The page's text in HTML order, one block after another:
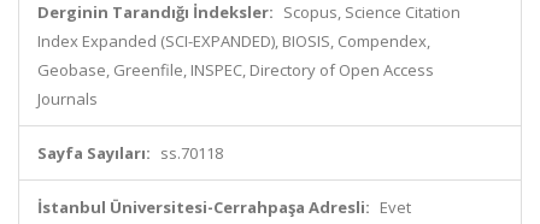
Derginin Tarandığı İndeksler: Scopus, Science Citation
Index Expanded (SCI-EXPANDED), BIOSIS, Compendex,
Geobase, Greenfile, INSPEC, Directory of Open Access
Journals
Sayfa Sayıları: ss.70118
İstanbul Üniversitesi-Cerrahpaşa Adresli: Evet